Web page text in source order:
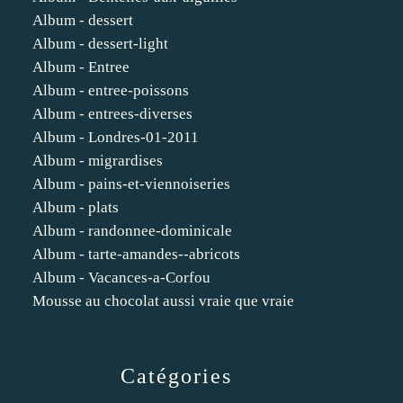
Catégories
Album - dessert
Album - dessert-light
Album - Entree
Album - entree-poissons
Album - entrees-diverses
Album - Londres-01-2011
Album - migrardises
Album - pains-et-viennoiseries
Album - plats
Album - randonnee-dominicale
Album - tarte-amandes--abricots
Album - Vacances-a-Corfou
Mousse au chocolat aussi vraie que vraie